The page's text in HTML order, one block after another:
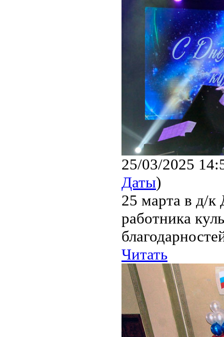
25/03/2025
Даты)
25 марта в д/к
работника
Читать